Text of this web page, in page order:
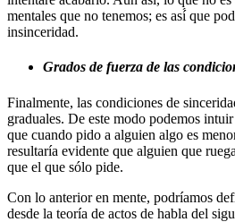
mentales que no tenemos; es así́ que
insinceridad.
Grados de fuerza de las
Finalmente, las condiciones de
graduales. De este modo podemos
que cuando pido a alguien algo es
resultaría evidente que alguien que
que el que sólo pide.
Con lo anterior en mente, podríamos
desde la teoría de actos de habla del